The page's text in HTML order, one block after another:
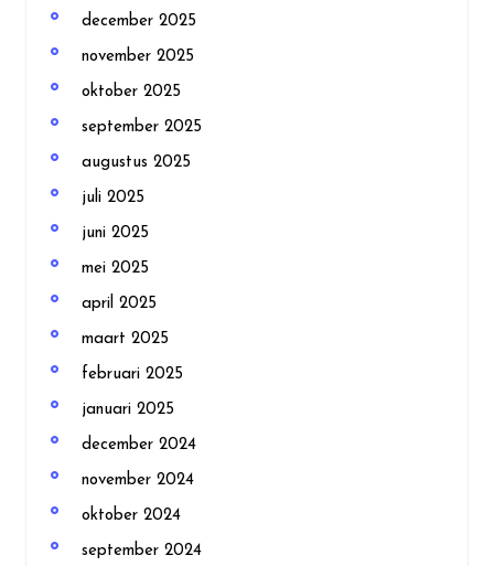
december 2025
november 2025
oktober 2025
september 2025
augustus 2025
juli 2025
juni 2025
mei 2025
april 2025
maart 2025
februari 2025
januari 2025
december 2024
november 2024
oktober 2024
september 2024